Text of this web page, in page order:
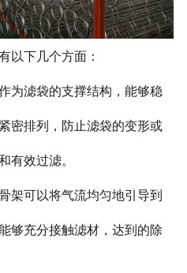
以下几个方面：
滤袋的支撑结构，能够稳
密排列，防止滤袋的变形或
有效过滤。
可以将气流均匀地引导到
够充分接触滤材，达到的除